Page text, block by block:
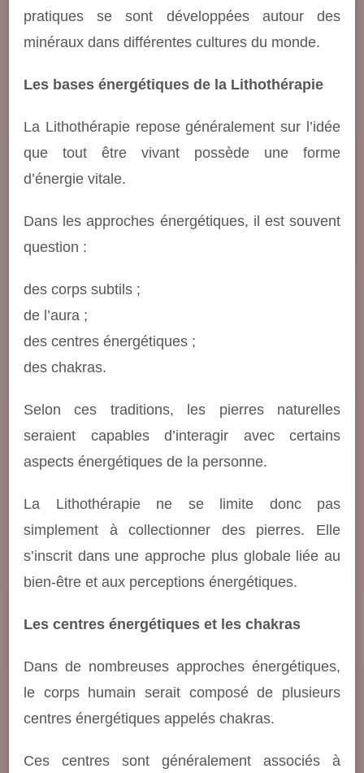
pratiques se sont développées autour des
minéraux dans différentes cultures du monde.
Les bases énergétiques de la Lithothérapie
La Lithothérapie repose généralement sur l’idée
que tout être vivant possède une forme
d’énergie vitale.
Dans les approches énergétiques, il est souvent
question :
des corps subtils ;
de l’aura ;
des centres énergétiques ;
des chakras.
Selon ces traditions, les pierres naturelles
seraient capables d’interagir avec certains
aspects énergétiques de la personne.
La Lithothérapie ne se limite donc pas
simplement à collectionner des pierres. Elle
s’inscrit dans une approche plus globale liée au
bien-être et aux perceptions énergétiques.
Les centres énergétiques et les chakras
Dans de nombreuses approches énergétiques,
le corps humain serait composé de plusieurs
centres énergétiques appelés chakras.
Ces centres sont généralement associés à